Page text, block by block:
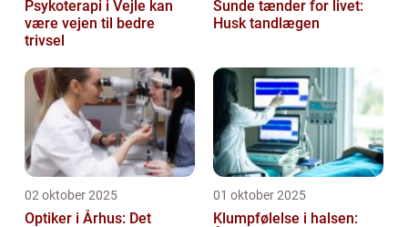
Psykoterapi i Vejle kan
være vejen til bedre
trivsel
Sunde tænder for livet:
Husk tandlægen
02 oktober 2025
Optiker i Århus: Det
01 oktober 2025
Klumpfølelse i halsen: